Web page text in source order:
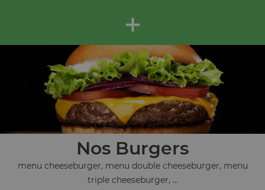
+
Nos Burgers
menu cheeseburger, menu double cheeseburger, menu
triple cheeseburger, ...